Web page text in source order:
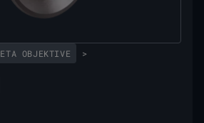
OBJEKTIVE >